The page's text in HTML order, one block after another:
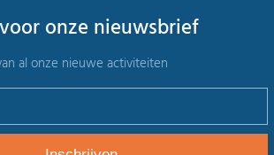
onze nieuwsbrief
al onze nieuwe activiteiten